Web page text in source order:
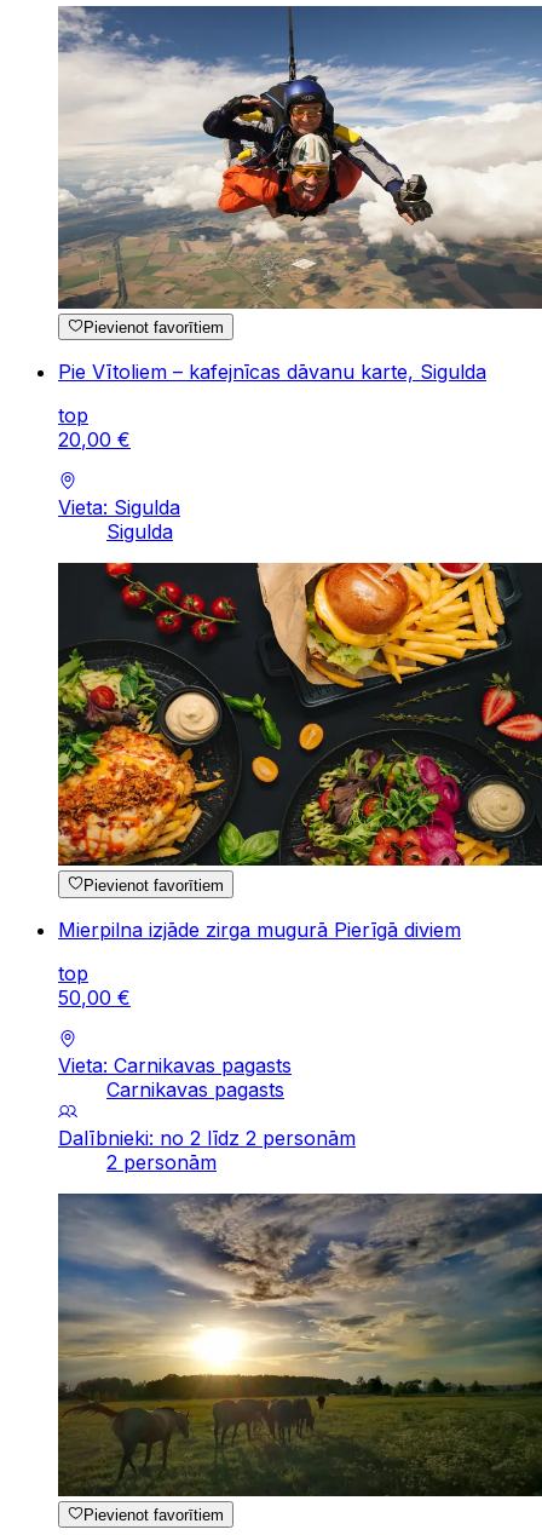
Pievienot favorītiem
Pie Vītoliem – kafejnīcas dāvanu karte, Sigulda
top
20,00 €
Vieta: Sigulda
Sigulda
Pievienot favorītiem
Mierpilna izjāde zirga mugurā Pierīgā diviem
top
50,00 €
Vieta: Carnikavas pagasts
Carnikavas pagasts
Dalībnieki: no 2 līdz 2 personām
2 personām
Pievienot favorītiem